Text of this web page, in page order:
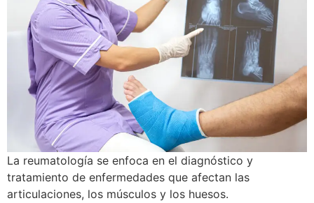
La reumatología se enfoca en el diagnóstico y
tratamiento de enfermedades que afectan las
articulaciones, los músculos y los huesos.